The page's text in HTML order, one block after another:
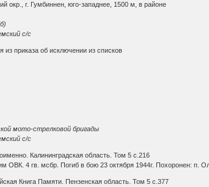
окр., г. Гумбиннен, юго-западнее, 1500 м, в районе
с/с
из приказа об исключении из списков
мото-стрелковой бригады
с/с
Калининградская область. Том 5 с.216
ОВК. 4 гв. мсбр. Погиб в бою 23 октября 1944г. Похоронен: п.
Книга Памяти. Пензенская область. Том 5 с.377